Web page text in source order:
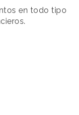
en todo tipo